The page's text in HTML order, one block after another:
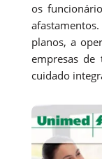
os
planos, a
empresas de
cuidado